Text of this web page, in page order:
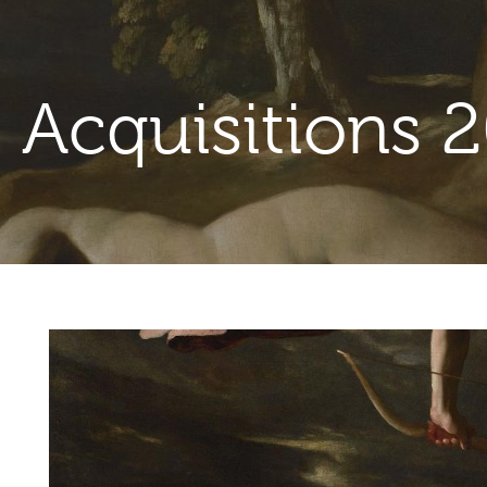
Acquisitions
Contenu